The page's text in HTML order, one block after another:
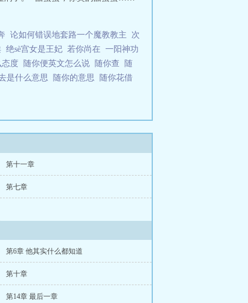
论如何错误地套路一个魔教教主
次
绝sè宫女是王妃 若你尚在 一阳神功
态度 随你便英文怎么说 随你查
随
是什么意思 随你的意思
随你花借
第十一章
第七章
第6章 他其实什么都知道
第十章
第14章 最后一章